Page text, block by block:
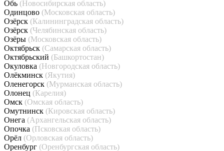
Обь (Новосибирская область)
Одинцово (Московская область)
Озёрск (Калининградская область)
Озёрск (Челябинская область)
Озёры (Московская область)
Октябрьск (Самарская область)
Октябрьский (Башкортостан)
Окуловка (Новгородская область)
Олёкминск (Якутия)
Оленегорск (Мурманская область)
Олонец (Карелия)
Омск (Омская область)
Омутнинск (Кировская область)
Онега (Архангельская область)
Опочка (Псковская область)
Орёл (Орловская область)
Оренбург (Оренбургская область)